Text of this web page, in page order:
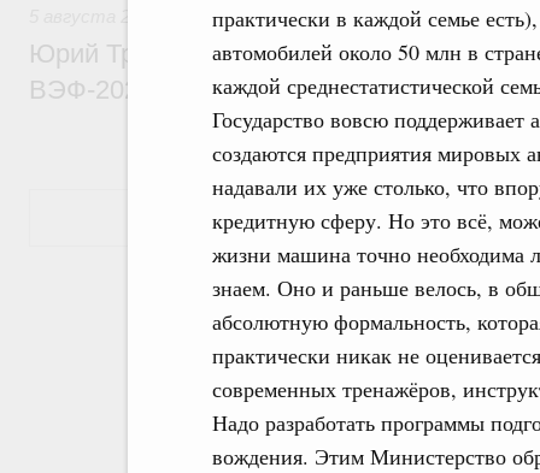
практически в каждой семье
автомобилей около 50 млн в
каждой среднестатистической
Государство вовсю
создаются предприятия мировых
надавали их уже столько, что
кредитную сферу. Но это всё,
жизни машина точно необходима
знаем. Оно и раньше велось, в
абсолютную формальность,
практически никак не
современных тренажёров,
Надо разработать программы
вождения. Этим Министерство
Общие вопросы развития ДФО
Юрий Трутнев: Опубликована
ВЭФ-2026
Показать еще